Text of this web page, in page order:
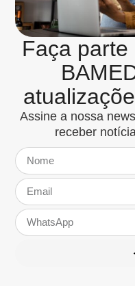
Faça
Assine a nossa
receber